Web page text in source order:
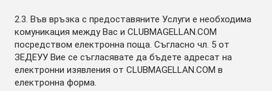
2.3. Във връзка с предоставяните Услуги е необходима
комуникация между Вас и CLUBMAGELLAN.COM
посредством електронна поща. Съгласно чл. 5 от
ЗЕДЕУУ Вие се съгласявате да бъдете адресат на
електронни изявления от CLUBMAGELLAN.COM в
електронна форма.